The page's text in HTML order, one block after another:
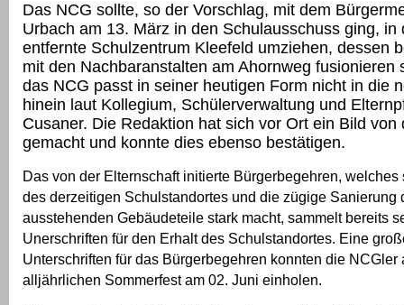
Das NCG sollte, so der Vorschlag, mit dem
Urbach am 13. März in den Schulausschuss ging, in
entfernte Schulzentrum Kleefeld umziehen, dessen
mit den Nachbaranstalten am Ahornweg fusionieren
das NCG passt in seiner heutigen Form nicht in die
hinein laut Kollegium, Schülerverwaltung und
Cusaner. Die Redaktion hat sich vor Ort ein Bild von
gemacht und konnte dies ebenso bestätigen.
Das von der Elternschaft initierte Bürgerbegehren, welches
des derzeitigen Schulstandortes und die zügige Sanierung
ausstehenden Gebäudeteile stark macht, sammelt bereits
Unerschriften für den Erhalt des Schulstandortes. Eine
Unterschriften für das Bürgerbegehren konnten die NCGler
alljährlichen Sommerfest am 02. Juni einholen.